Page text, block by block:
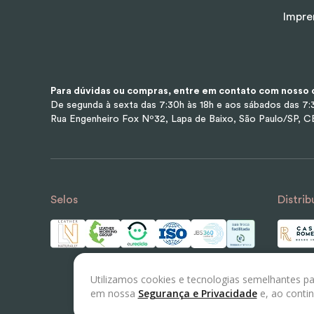
Utilizamos cookies e tecnologias semelhantes
em nossa Segurança e Privacidadee, ao
Para dúvidas ou compras, entre em contato com
De segunda à sexta das 7:30h às 18h e aos sábados das
Rua Engenheiro Fox Nº32, Lapa de Baixo, São Paulo/SP,
Selos
© 2023 LEATHER LABS - Todos os direitos